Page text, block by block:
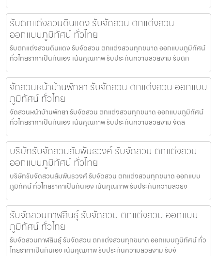
รับตกแต่งสวนดินแดง รับจัดสวน ตกแต่งสวน
ออกแบบภูมิทัศน์ ทั่วไทย
รับตกแต่งสวนดินแดง รับจัดสวน ตกแต่งสวนทุกขนาด ออกแบบภูมิทัศน์
ทั่วไทยราคาเป็นกันเอง เน้นคุณภาพ รับประกันความสวยงาม รับตก
จัดสวนหน้าบ้านพัทยา รับจัดสวน ตกแต่งสวน ออกแบบ
ภูมิทัศน์ ทั่วไทย
จัดสวนหน้าบ้านพัทยา รับจัดสวน ตกแต่งสวนทุกขนาด ออกแบบภูมิทัศน์
ทั่วไทยราคาเป็นกันเอง เน้นคุณภาพ รับประกันความสวยงาม จัดส
บริษัทรับจัดสวนสัมพันธวงศ์ รับจัดสวน ตกแต่งสวน
ออกแบบภูมิทัศน์ ทั่วไทย
บริษัทรับจัดสวนสัมพันธวงศ์ รับจัดสวน ตกแต่งสวนทุกขนาด ออกแบบ
ภูมิทัศน์ ทั่วไทยราคาเป็นกันเอง เน้นคุณภาพ รับประกันความสวยง
รับจัดสวนกาฬสินธุ์ รับจัดสวน ตกแต่งสวน ออกแบบ
ภูมิทัศน์ ทั่วไทย
รับจัดสวนกาฬสินธุ์ รับจัดสวน ตกแต่งสวนทุกขนาด ออกแบบภูมิทัศน์ ทั่ว
ไทยราคาเป็นกันเอง เน้นคุณภาพ รับประกันความสวยงาม รับจั